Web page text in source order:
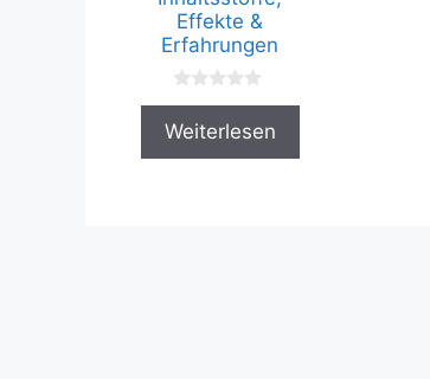
Effekte &
Erfahrungen
0
o
Weiterlesen